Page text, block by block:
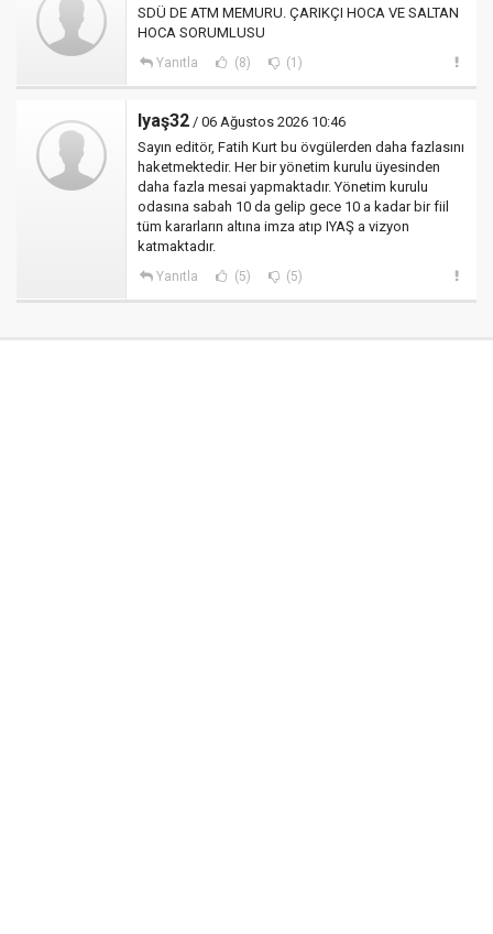
SDÜ DE ATM MEMURU. ÇARIKÇI HOCA VE SALTAN
HOCA SORUMLUSU
Yanıtla (8) (1)
Iyaş32 / 06 Ağustos 2026 10:46
Sayın editör, Fatih Kurt bu övgülerden daha fazlasını
haketmektedir. Her bir yönetim kurulu üyesinden
daha fazla mesai yapmaktadır. Yönetim kurulu
odasına sabah 10 da gelip gece 10 a kadar bir fiil
tüm kararların altına imza atıp IYAŞ a vizyon
katmaktadır.
Yanıtla (5) (5)